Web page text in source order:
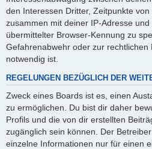
den Interessen Dritter, Zeitpunkte
zusammen mit deiner IP-Adresse
übermittelter Browser-Kennung zu
Gefahrenabwehr oder zur rechtlichen
notwendig ist.
REGELUNGEN BEZÜGLICH DER
Zweck eines Boards ist es, einen
zu ermöglichen. Du bist dir daher
Profils und die von dir erstellten
zugänglich sein können. Der
einzelne Informationen nur für einen